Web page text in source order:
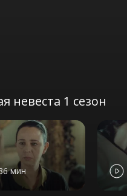
невеста 1 сезон
мин